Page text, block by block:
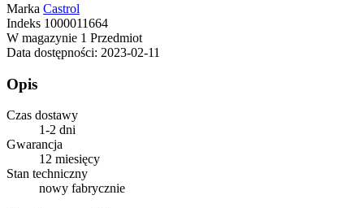
Marka Castrol
Indeks 1000011664
W magazynie 1 Przedmiot
Data dostępności: 2023-02-11
Opis
Czas dostawy
1-2 dni
Gwarancja
12 miesięcy
Stan techniczny
nowy fabrycznie